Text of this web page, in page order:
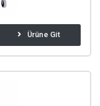
Ürüne Git